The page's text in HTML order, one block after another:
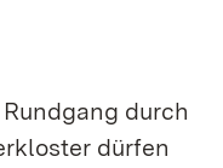
durch
dürfen